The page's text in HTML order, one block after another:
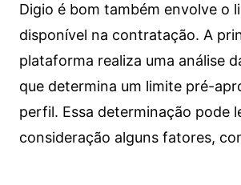
Digio é bom também envolve o
disponível na contratação. A
plataforma realiza uma análise
que determina um limite pré-
perfil. Essa determinação pode
consideração alguns fatores,